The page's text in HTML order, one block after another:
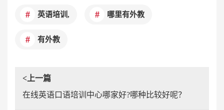
英语培训, 哪里有外教
有外教
<上一篇
在线英语口语培训中心哪家好?哪种比较好呢？